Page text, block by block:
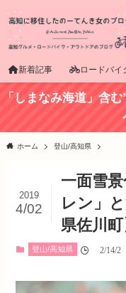
新着記事 ロードバイ
「しまなみ海道」含
ホーム 登山/高知県
一面雪
レン」
県佐川町
2019
4/02
登山/高知県 02/14/